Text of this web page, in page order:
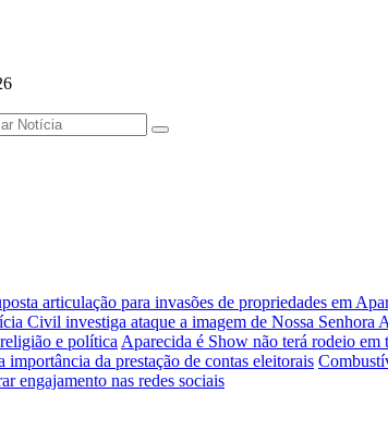
articulação para invasões de propriedades em
Civil investiga ataque a imagem de Nossa Senhora
e política Aparecida é Show não terá rodeio em
importância da prestação de contas eleitorais
engajamento nas redes sociais